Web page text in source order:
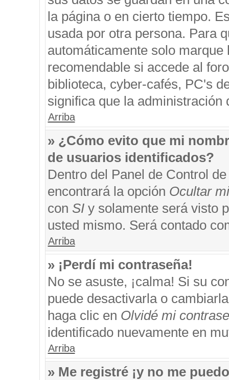
la página o en cierto tiempo.
usada por otra persona. Para
automáticamente solo
recomendable si accede al
biblioteca, cyber-cafés, PC's
significa que la administración
Arriba
» ¿Cómo evito que mi
de usuarios identificados?
Dentro del Panel de Control
encontrará la opción Ocultar
con SIy solamente será visto
usted mismo. Será contado
Arriba
» ¡Perdí mi contraseña!
No se asuste, ¡calma! Si su
puede desactivarla o
haga clic en Olvidé mi
identificado nuevamente en
Arriba
» Me registré ¡y no me